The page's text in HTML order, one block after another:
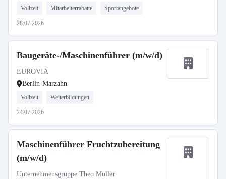
Vollzeit Mitarbeiterrabatte Sportangebote
28.07.2026
Baugeräte-/Maschinenführer (m/w/d)
EUROVIA
Berlin-Marzahn
Vollzeit Weiterbildungen
24.07.2026
Maschinenführer Fruchtzubereitung
(m/w/d)
Unternehmensgruppe Theo Müller